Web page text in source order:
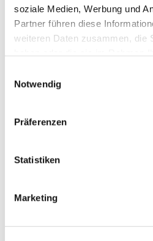
soziale Medien, Werbung und
Partner führen diese
weiteren Daten zusammen, die
Notwendig
Präferenzen
Statistiken
Marketing